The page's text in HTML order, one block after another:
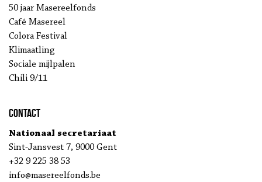
50 jaar Masereelfonds
Café Masereel
Colora Festival
Klimaatling
Sociale mijlpalen
Chili 9/11
Contact
Nationaal secretariaat
Sint-Jansvest 7, 9000 Gent
+32 9 225 38 53
info@masereelfonds.be